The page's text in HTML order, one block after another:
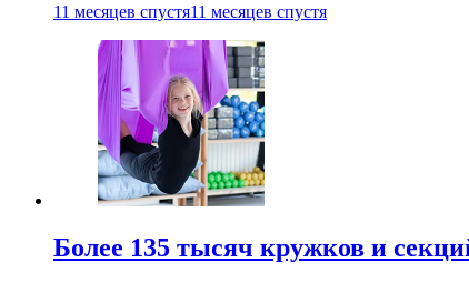
11 месяцев спустя11 месяцев спустя
Более 135 тысяч кружков и